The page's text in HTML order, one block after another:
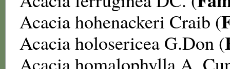
Acacia hohenackeri Craib (
Acacia holosericea G.Don (
Acacia homalophyllaA.